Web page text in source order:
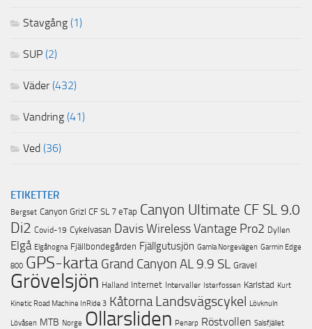
Stavgång (1)
SUP (2)
Väder(432)
Vandring (41)
Ved (36)
ETIKETTER
Bergset Canyon Grizl CF SL 7 eTap Canyon Ultimate CF SL 9.0
Di2 Covid-19 Cykelvasan Davis Wireless Vantage Pro2 Dyllen
Elgå Elgåhogna Fjällbondegården Fjällgutusjön Gamla Norgevägen Garmin Edge
800 GPS-karta Grand Canyon AL 9.9 SL Gravel
Grövelsjön Halland Internet Intervaller Isterfossen Karlstad Kurt
Kinetic Road Machine InRide 3 Kåtorna Landsvägscykel Lövknuln
Lövåsen MTB Norge Ollarsliden Penarp Röstvollen Salsfjället